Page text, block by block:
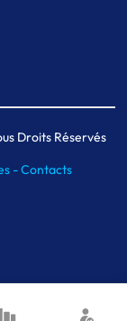
Droits Réservés
-Contacts